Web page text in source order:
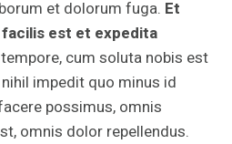
et dolorum fuga. Et
est et expedita
cum soluta nobis est
impedit quo minus id
possimus, omnis
omnis dolor repellendus.